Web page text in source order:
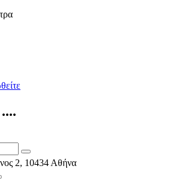
2, 10434 Αθήνα